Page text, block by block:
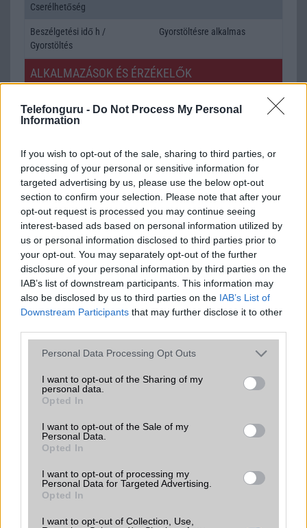
Telefonguru - Do Not Process My Personal
Information
If you wish to opt-out of the sale, sharing to third parties, or
processing of your personal or sensitive information for
targeted advertising by us, please use the below opt-out
section to confirm your selection. Please note that after your
opt-out request is processed you may continue seeing
interest-based ads based on personal information utilized by
us or personal information disclosed to third parties prior to
your opt-out. You may separately opt-out of the further
disclosure of your personal information by third parties on the
IAB’s list of downstream participants. This information may
also be disclosed by us to third parties on the IAB’s List of
Downstream Participants that may further disclose it to other
Please note that this website/app uses one or more Google
not limited to your visit or usage behaviour. You may click to
grant or deny consent to Google and its third-party tags to
use your data for below specified purposes in below Google
consent section.
Personal Data Processing Opt Outs
I want to opt-out of the Sharing of my
personal data.
Opted In
I want to opt-out of the Sale of my
Personal Data.
Opted In
I want to opt-out of processing my
Personal Data for Targeted Advertising.
Opted In
I want to opt-out of Collection, Use,
Cserélhetőség
Beszélgetési idő h /
Gyorstöltés
Gyorstöltésre alkalmas
ALKALMAZÁSOK ÉS ÉRZÉKELŐK
Flash/Ujjlenyomat olvasó
SNS integráció alap szolgáltatás
Organizer alap szolgáltatás
T9 szótár alkalmazás független szótár
Office alkalmazások alap szolgáltatás
Iránytũ ecompass
Extrák 32-bit/384kHz audio
EGYÉB
SIM típus nanoSIM
SIM-ek száma 2
Flight mode
Terület Globális
Funkciók
Brand 2019
Védelem
Limited Edition Porsche Design